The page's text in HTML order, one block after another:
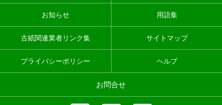
お知らせ 用語集
古紙関連業者リンク集 サイトマップ
プライバシーポリシー ヘルプ
お問合せ